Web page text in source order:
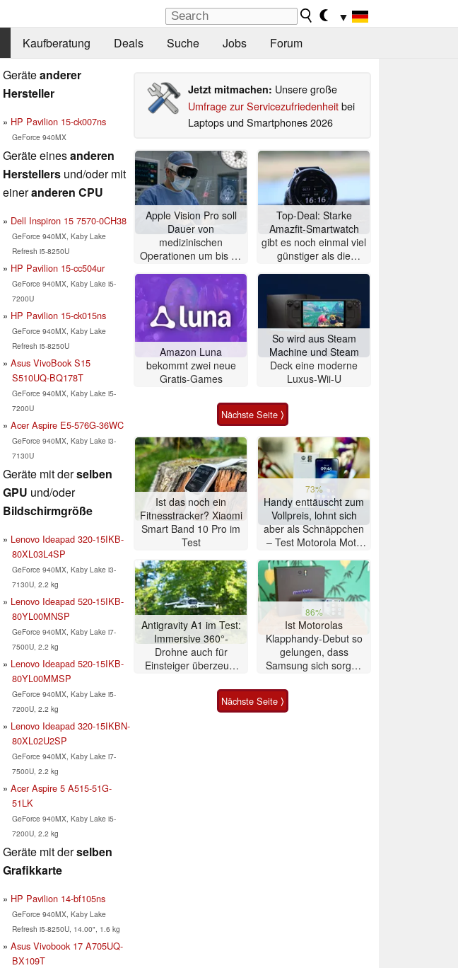
▼
Kaufberatung Deals Suche Jobs Forum
Geräteanderer
Hersteller
HP Pavilion 15-ck007ns
GeForce 940MX
Geräte einesanderen
Herstellers und/oder mit
eineranderen CPU
Dell Inspiron 15 7570-0CH38
GeForce 940MX, Kaby Lake
Refresh i5-8250U
HP Pavilion 15-cc504ur
GeForce 940MX, Kaby Lake i5-
7200U
HP Pavilion 15-ck015ns
GeForce 940MX, Kaby Lake
Refresh i5-8250U
Asus VivoBook S15
S510UQ-BQ178T
GeForce 940MX, Kaby Lake i5-
7200U
Acer Aspire E5-576G-36WC
GeForce 940MX, Kaby Lake i3-
7130U
Geräte mit derselben
GPU und/oder
Bildschirmgröße
Lenovo Ideapad 320-15IKB-
80XL03L4SP
GeForce 940MX, Kaby Lake i3-
7130U, 2.2 kg
Lenovo Ideapad 520-15IKB-
80YL00MNSP
GeForce 940MX, Kaby Lake i7-
7500U, 2.2 kg
Lenovo Ideapad 520-15IKB-
80YL00MMSP
GeForce 940MX, Kaby Lake i5-
7200U, 2.2 kg
Lenovo Ideapad 320-15IKBN-
80XL02U2SP
GeForce 940MX, Kaby Lake i7-
7500U, 2.2 kg
Acer Aspire 5 A515-51G-
51LK
GeForce 940MX, Kaby Lake i5-
7200U, 2.2 kg
Geräte mit derselben
Grafikkarte
HP Pavilion 14-bf105ns
GeForce 940MX, Kaby Lake
Refresh i5-8250U, 14.00", 1.6 kg
Asus Vivobook 17 A705UQ-
BX109T
Jetzt mitmachen: Unsere große
Umfrage zur Servicezufriedenheitbei
Laptops und Smartphones 2026
Apple Vision Pro soll
Dauer von
medizinischen
Operationen um bis zu
Top-Deal: Starke
Amazfit-Smartwatch
gibt es noch einmal viel
günstiger als die
Amazon Luna
bekommt zwei neue
Gratis-Games
So wird aus Steam
Machine und Steam
Deck eine moderne
Luxus-Wii-U
Nächste Seite ⟩
Ist das noch ein
Fitnesstracker? Xiaomi
Smart Band 10 Pro im
Test
73%
Handy enttäuscht zum
Vollpreis, lohnt sich
aber als Schnäppchen
– Test Motorola Moto
Antigravity A1 im Test:
Immersive 360°-
Drohne auch für
Einsteiger überzeugt
86%
Ist Motorolas
Klapphandy-Debut so
gelungen, dass
Samsung sich sorgen
Smartphone im Test
Nächste Seite ⟩